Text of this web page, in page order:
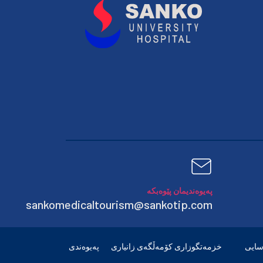
پەیوەندیمان پێوەبکە
sankomedicaltourism@sankotip.com
خزمەتگوزاری کۆمەڵگەی زانیاری پەیوەندی